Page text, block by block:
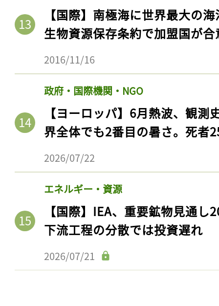
【国際】南極海に世界最大の
生物資源保存条約で加盟国が合
2016/11/16
政府・国際機関・NGO
【ヨーロッパ】6月熱波、観
界全体でも2番目の暑さ。死者
2026/07/22
エネルギー・資源
【国際】IEA、重要鉱物見通
下流工程の分散では投資遅れ
2026/07/21